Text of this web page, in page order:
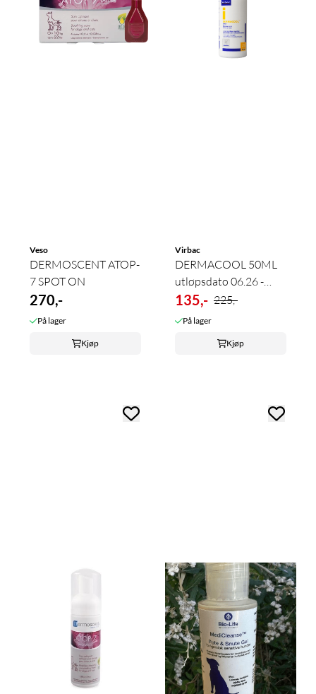
Veso
DERMOSCENT ATOP-
7 SPOT ON
270,-
På lager
Kjøp
Virbac
DERMACOOL 50ML
utløpsdato 06.26 -
40%
135,- 225,-
På lager
Kjøp